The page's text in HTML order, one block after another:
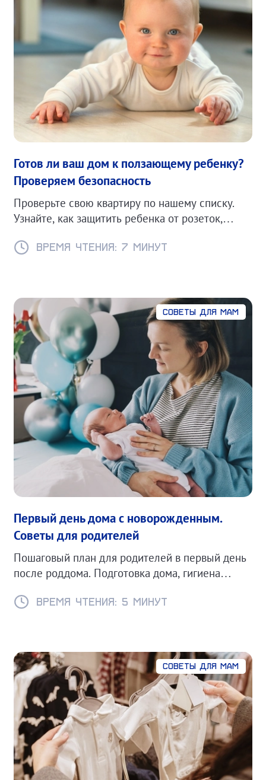
Готов ли ваш дом к ползающему ребенку?
Проверяем безопасность
Проверьте свою квартиру по нашему списку.
Узнайте, как защитить ребенка от розеток,
экспертов и список необходимых гаджетов.
Время чтения: 7 минут
Советы для мам
Первый день дома с новорожденным.
Советы для родителей
Пошаговый план для родителей в первый день
после роддома. Подготовка дома, гигиена
Время чтения: 5 минут
Советы для мам